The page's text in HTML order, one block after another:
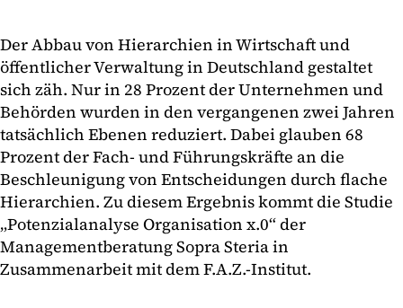
Der Abbau von Hierarchien in Wirtschaft und
öffentlicher Verwaltung in Deutschland gestaltet
sich zäh. Nur in 28 Prozent der Unternehmen und
Behörden wurden in den vergangenen zwei Jahren
tatsächlich Ebenen reduziert. Dabei glauben 68
Prozent der Fach- und Führungskräfte an die
Beschleunigung von Entscheidungen durch flache
Hierarchien. Zu diesem Ergebnis kommt die Studie
„Potenzialanalyse Organisation x.0“ der
Managementberatung Sopra Steria in
Zusammenarbeit mit dem F.A.Z.-Institut.